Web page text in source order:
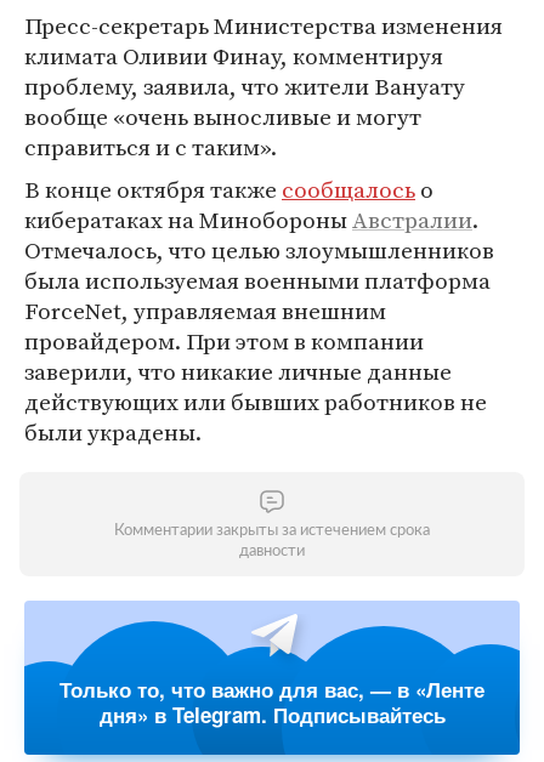
Пресс-секретарь Министерства изменения
климата Оливии Финау, комментируя
проблему, заявила, что жители Вануату
вообще «очень выносливые и могут
справиться и с таким».
В конце октября также сообщалосьо
кибератаках на МинобороныАвстралии.
Отмечалось, что целью злоумышленников
была используемая военными платформа
ForceNet, управляемая внешним
провайдером. При этом в компании
заверили, что никакие личные данные
действующих или бывших работников не
были украдены.
Комментарии закрыты за истечением срока
давности
Только то, что важно для вас, — в «Ленте
дня» в Telegram. Подписывайтесь